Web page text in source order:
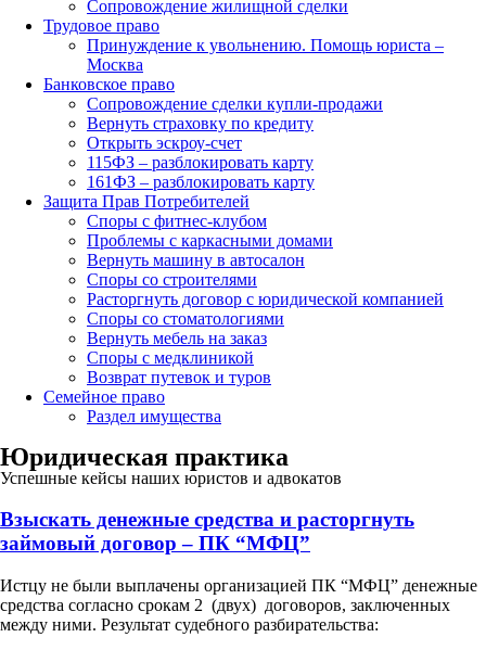
Сопровождение жилищной сделки
Трудовое право
Принуждение к увольнению. Помощь юриста –
Москва
Банковское право
Сопровождение сделки купли-продажи
Вернуть страховку по кредиту
Открыть эскроу-счет
115ФЗ – разблокировать карту
161ФЗ – разблокировать карту
Защита Прав Потребителей
Споры с фитнес-клубом
Проблемы с каркасными домами
Вернуть машину в автосалон
Споры со строителями
Расторгнуть договор с юридической компанией
Споры со стоматологиями
Вернуть мебель на заказ
Споры с медклиникой
Возврат путевок и туров
Семейное право
Раздел имущества
Юридическая практика
Успешные кейсы наших юристов и адвокатов
Взыскать денежные средства и расторгнуть
займовый договор – ПК “МФЦ”
Истцу не были выплачены организацией ПК “МФЦ” денежные
средства согласно срокам 2 (двух) договоров, заключенных
между ними. Результат судебного разбирательства: